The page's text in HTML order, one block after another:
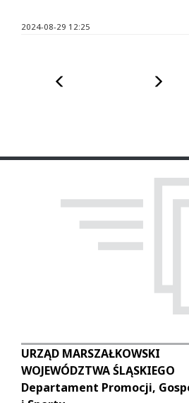
2024-08-29 12:25
URZĄD MARSZAŁKOWSKI
WOJEWÓDZTWA ŚLĄSKIEGO
Departament Promocji,